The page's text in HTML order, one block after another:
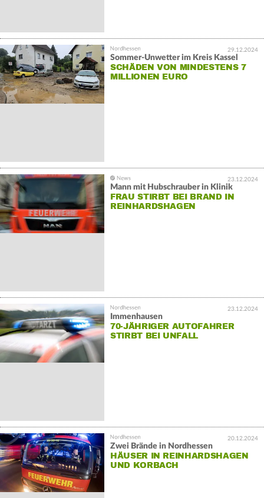
29.12.2024
Sommer-Unwetter im Kreis Kassel
SCHÄDEN VON MINDESTENS 7
MILLIONEN EURO
23.12.2024
Mann mit Hubschrauber in Klinik
FRAU STIRBT BEI BRAND IN
REINHARDSHAGEN
23.12.2024
Immenhausen
70-JÄHRIGER AUTOFAHRER
STIRBT BEI UNFALL
20.12.2024
Zwei Brände in Nordhessen
HÄUSER IN REINHARDSHAGEN
UND KORBACH